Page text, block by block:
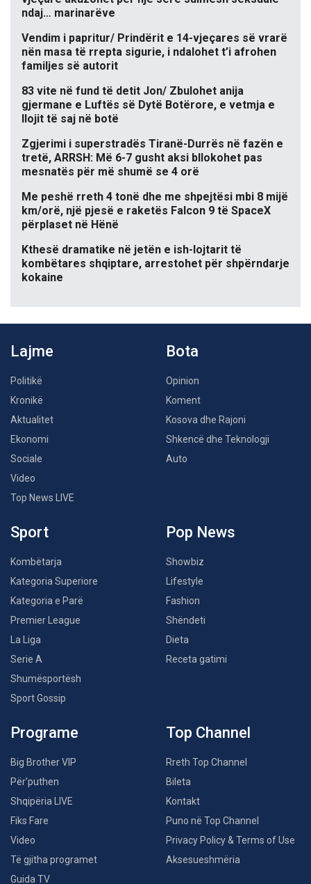
ndaj… marinarëve
Vendim i papritur/ Prindërit e 14-vjeçares së vrarë
nën masa të rrepta sigurie, i ndalohet t’i afrohen
familjes së autorit
83 vite në fund të detit Jon/ Zbulohet anija
gjermane e Luftës së Dytë Botërore, e vetmja e
llojit të saj në botë
Zgjerimi i superstradës Tiranë-Durrës në fazën e
tretë, ARRSH: Më 6-7 gusht aksi bllokohet pas
mesnatës për më shumë se 4 orë
Me peshë rreth 4 tonë dhe me shpejtësi mbi 8 mijë
km/orë, një pjesë e raketës Falcon 9 të SpaceX
përplaset në Hënë
Kthesë dramatike në jetën e ish-lojtarit të
kombëtares shqiptare, arrestohet për shpërndarje
kokaine
Lajme
Politikë
Kronikë
Aktualitet
Ekonomi
Sociale
Video
Top News LIVE
Bota
Opinion
Koment
Kosova dhe Rajoni
Shkencë dhe Teknologji
Auto
Sport
Kombëtarja
Kategoria Superiore
Kategoria e Parë
Premier League
La Liga
Serie A
Shumësportësh
Sport Gossip
Pop News
Showbiz
Lifestyle
Fashion
Shëndeti
Dieta
Receta gatimi
Programe
Big Brother VIP
Për’puthen
Shqipëria LIVE
Fiks Fare
Video
Të gjitha programet
Guida TV
Top Channel
Rreth Top Channel
Bileta
Kontakt
Puno në Top Channel
Privacy Policy & Terms of Use
Aksesueshmëria